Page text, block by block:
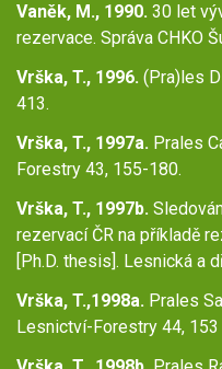
Vaněk, M., 1990. 30 let
rezervace. Správa CHKO
Vrška, T., 1996. (Pra)les
413.
Vrška, T., 1997a. Prales
Forestry 43, 155-180.
Vrška, T., 1997b.
rezervací ČR na příkladě
[Ph.D. thesis]. Lesnická a
Vrška, T.,1998a. Prales
Lesnictví-Forestry 44, 153